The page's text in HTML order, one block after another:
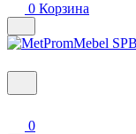
0 Корзина
0